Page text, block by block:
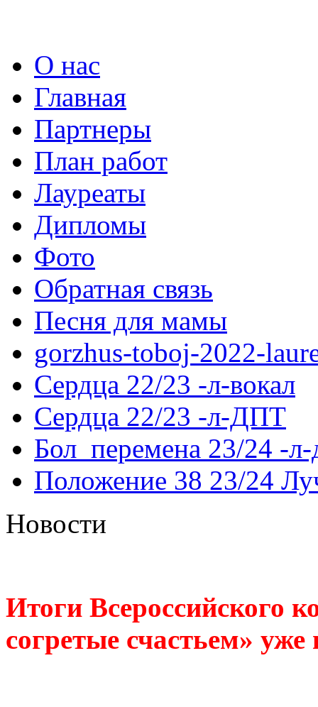
О нас
Главная
Партнеры
План работ
Лауреаты
Дипломы
Фото
Обратная связь
Песня для мамы
gorzhus-toboj-2022-
Сердца 22/23 -л-вокал
Сердца 22/23 -л-ДПТ
Бол_перемена 23/24 -
Положение 38 23/24
Новости
Итоги Всероссийского
согретые счастьем» уже